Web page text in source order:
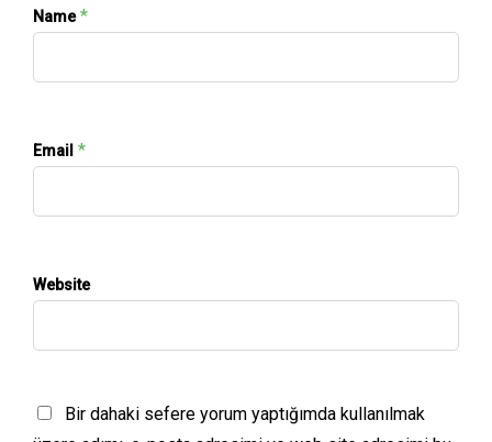
Name *
Email *
Website
Bir dahaki sefere yorum yaptığımda kullanılmak